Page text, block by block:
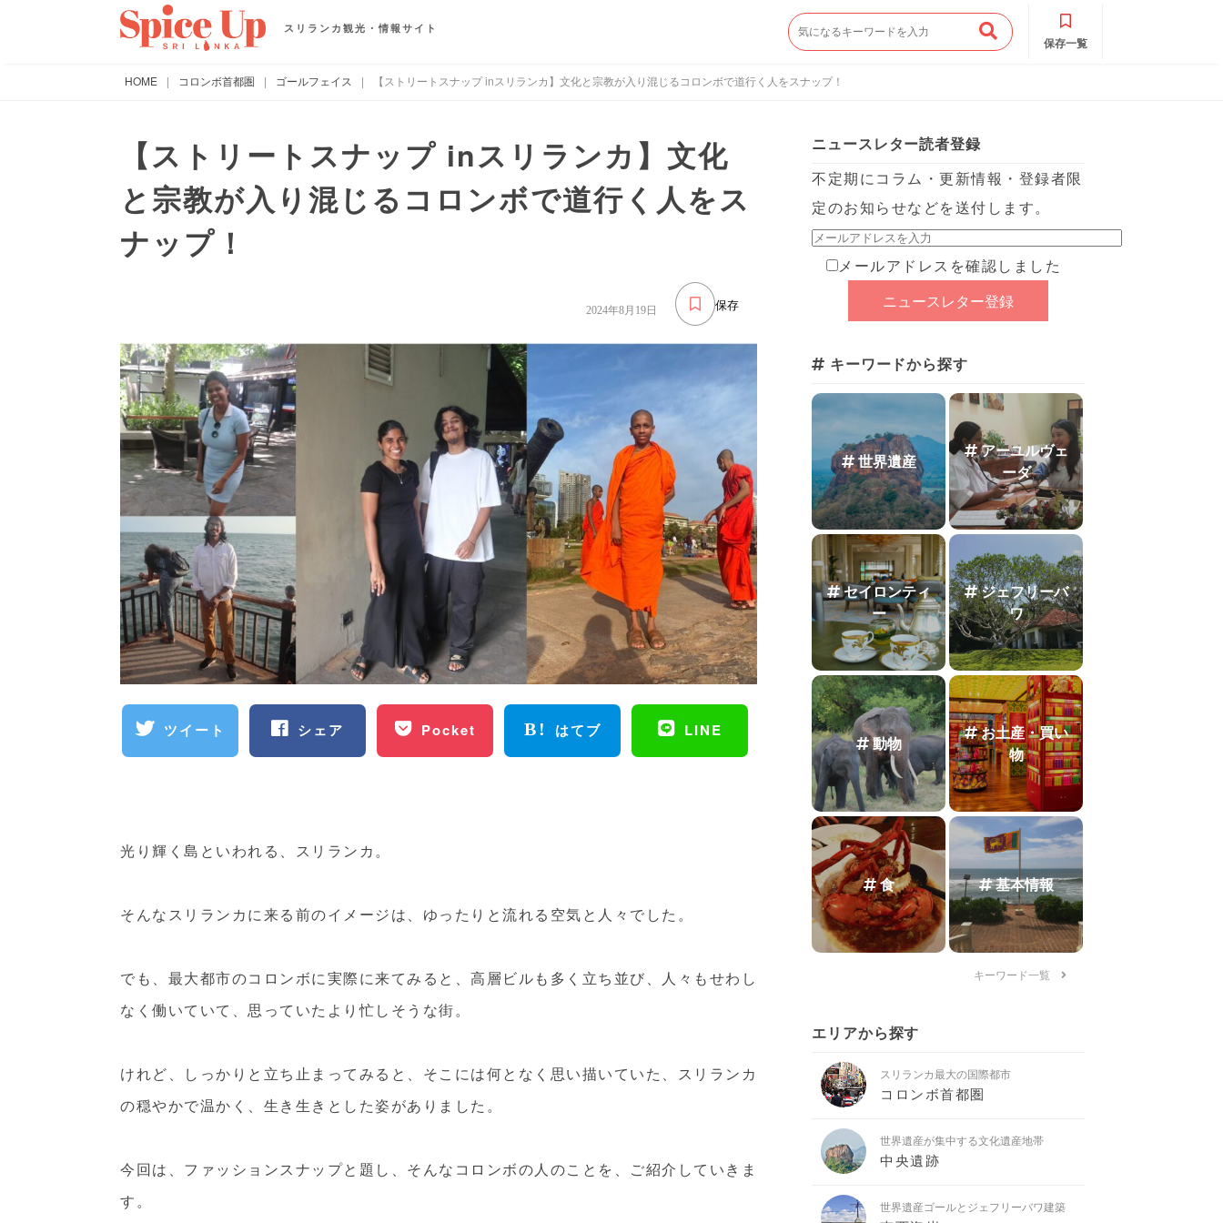
スリランカ観光・情報サイト
保存一覧
HOME | コロンボ首都圏 | ゴールフェイス | 【ストリートスナップ inスリランカ】文化と宗教が入り混じるコロンボで道行く人をスナップ！
【ストリートスナップ inスリランカ】文化
と宗教が入り混じるコロンボで道行く人をス
ナップ！
保存
2024年8月19日
ツイート シェア Pocket はてブ LINE
光り輝く島といわれる、スリランカ。
そんなスリランカに来る前のイメージは、ゆったりと流れる空気と人々でした。
でも、最大都市のコロンボに実際に来てみると、高層ビルも多く立ち並び、人々もせわし
なく働いていて、思っていたより忙しそうな街。
けれど、しっかりと立ち止まってみると、そこには何となく思い描いていた、スリランカ
の穏やかで温かく、生き生きとした姿がありました。
今回は、ファッションスナップと題し、そんなコロンボの人のことを、ご紹介していきま
す。
ニュースレター読者登録
不定期にコラム・更新情報・登録者限
定のお知らせなどを送付します。
メールアドレスを確認しました
キーワードから探す
世界遺産
アーユルヴェ
ーダ
セイロンティ
ー
ジェフリーバ
ワ
動物
お土産・買い
物
食 基本情報
キーワード一覧
エリアから探す
スリランカ最大の国際都市
コロンボ首都圏
世界遺産が集中する文化遺産地帯
中央遺跡
世界遺産ゴールとジェフリーバワ建築